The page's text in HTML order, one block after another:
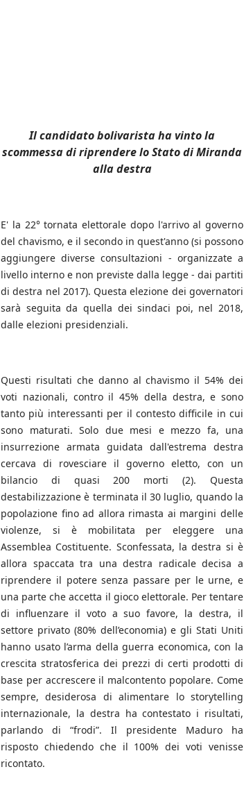
Il candidato bolivarista ha vinto la
scommessa di riprendere lo Stato di Miranda
alla destra
E' la 22° tornata elettorale dopo l'arrivo al governo
del chavismo, e il secondo in quest'anno (si possono
aggiungere diverse consultazioni - organizzate a
livello interno e non previste dalla legge - dai partiti
di destra nel 2017). Questa elezione dei governatori
sarà seguita da quella dei sindaci poi, nel 2018,
dalle elezioni presidenziali.
Questi risultati che danno al chavismo il 54% dei
voti nazionali, contro il 45% della destra, e sono
tanto più interessanti per il contesto difficile in cui
sono maturati. Solo due mesi e mezzo fa, una
insurrezione armata guidata dall'estrema destra
cercava di rovesciare il governo eletto, con un
bilancio di quasi 200 morti (2). Questa
destabilizzazione è terminata il 30 luglio, quando la
popolazione fino ad allora rimasta ai margini delle
violenze, si è mobilitata per eleggere una
Assemblea Costituente. Sconfessata, la destra si è
allora spaccata tra una destra radicale decisa a
riprendere il potere senza passare per le urne, e
una parte che accetta il gioco elettorale. Per tentare
di influenzare il voto a suo favore, la destra, il
settore privato (80% dell’economia) e gli Stati Uniti
hanno usato l’arma della guerra economica, con la
crescita stratosferica dei prezzi di certi prodotti di
base per accrescere il malcontento popolare. Come
sempre, desiderosa di alimentare lo storytelling
internazionale, la destra ha contestato i risultati,
parlando di “frodi”. Il presidente Maduro ha
risposto chiedendo che il 100% dei voti venisse
ricontato.